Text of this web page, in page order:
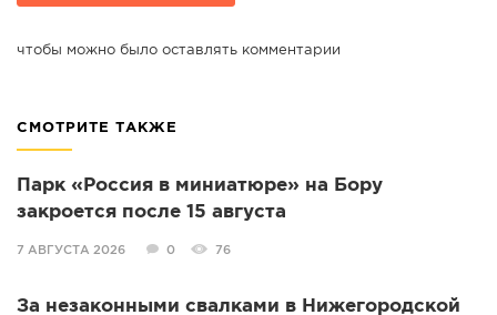
чтобы можно было оставлять комментарии
СМОТРИТЕ ТАКЖЕ
Парк «Россия в миниатюре» на Бору
закроется после 15 августа
7 АВГУСТА 2026 0 76
За незаконными свалками в Нижегородской